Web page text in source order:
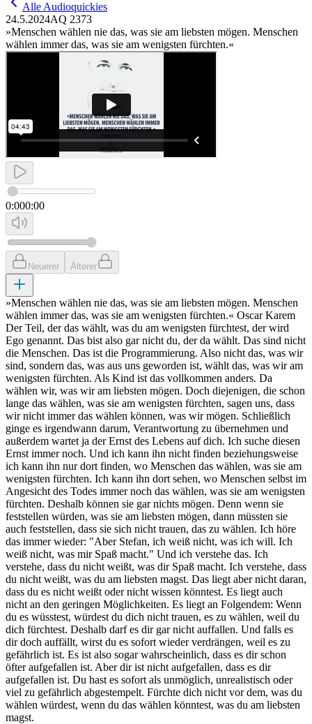
Alle Audioquickies
24.5.2024AQ 2373
»Menschen wählen nie das, was sie am liebsten mögen. Menschen
wählen immer das, was sie am wenigsten fürchten.«
0:000:00
Neuerer Älterer
»Menschen wählen nie das, was sie am liebsten mögen. Menschen
wählen immer das, was sie am wenigsten fürchten.« Oscar Karem
Der Teil, der das wählt, was du am wenigsten fürchtest, der wird
Ego genannt. Das bist also gar nicht du, der da wählt. Das sind nicht
die Menschen. Das ist die Programmierung. Also nicht das, was wir
sind, sondern das, was aus uns geworden ist, wählt das, was wir am
wenigsten fürchten. Als Kind ist das vollkommen anders. Da
wählen wir, was wir am liebsten mögen. Doch diejenigen, die schon
lange das wählen, was sie am wenigsten fürchten, sagen uns, dass
wir nicht immer das wählen können, was wir mögen. Schließlich
ginge es irgendwann darum, Verantwortung zu übernehmen und
außerdem wartet ja der Ernst des Lebens auf dich. Ich suche diesen
Ernst immer noch. Und ich kann ihn nicht finden beziehungsweise
ich kann ihn nur dort finden, wo Menschen das wählen, was sie am
wenigsten fürchten. Ich kann ihn dort sehen, wo Menschen selbst im
Angesicht des Todes immer noch das wählen, was sie am wenigsten
fürchten. Deshalb können sie gar nichts mögen. Denn wenn sie
feststellen würden, was sie am liebsten mögen, dann müssten sie
auch feststellen, dass sie sich nicht trauen, das zu wählen. Ich höre
das immer wieder: "Aber Stefan, ich weiß nicht, was ich will. Ich
weiß nicht, was mir Spaß macht." Und ich verstehe das. Ich
verstehe, dass du nicht weißt, was dir Spaß macht. Ich verstehe, dass
du nicht weißt, was du am liebsten magst. Das liegt aber nicht daran,
dass du es nicht weißt oder nicht wissen könntest. Es liegt auch
nicht an den geringen Möglichkeiten. Es liegt an Folgendem: Wenn
du es wüsstest, würdest du dich nicht trauen, es zu wählen, weil du
dich fürchtest. Deshalb darf es dir gar nicht auffallen. Und falls es
dir doch auffällt, wirst du es sofort wieder verdrängen, weil es zu
gefährlich ist. Es ist also sogar wahrscheinlich, dass es dir schon
öfter aufgefallen ist. Aber dir ist nicht aufgefallen, dass es dir
aufgefallen ist. Du hast es sofort als unmöglich, unrealistisch oder
viel zu gefährlich abgestempelt. Fürchte dich nicht vor dem, was du
wählen würdest, wenn du das wählen könntest, was du am liebsten
magst.